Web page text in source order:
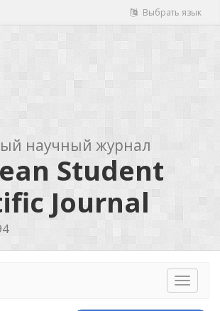
Выбрать язык
научный журнал
Student
Journal
Toggle